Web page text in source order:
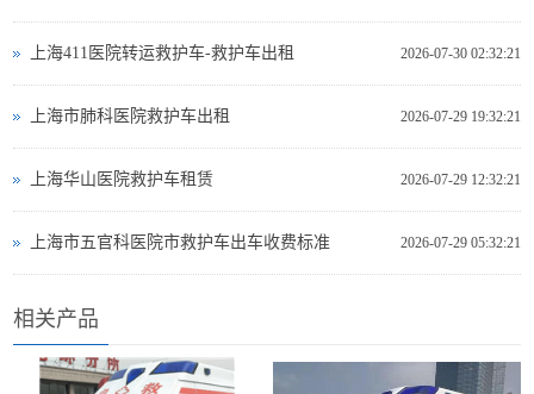
2026-07-30 02:32:21
上海411医院转运救护车-救护车出租
2026-07-29 19:32:21
上海市肺科医院救护车出租
2026-07-29 12:32:21
上海华山医院救护车租赁
2026-07-29 05:32:21
上海市五官科医院市救护车出车收费标准
相关产品